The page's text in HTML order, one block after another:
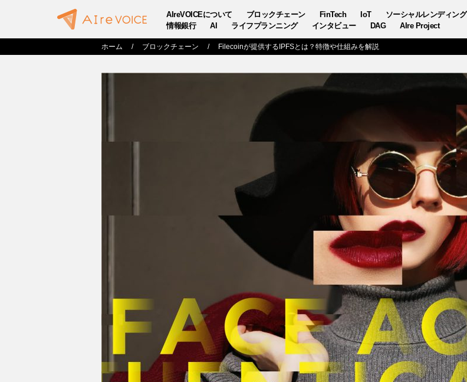
AIreVOICEについて ブロックチェーン FinTech IoT ソーシャルレンディング
情報銀行
AI ライフプランニング インタビュー DAG AIre Project
ホーム ブロックチェーン Filecoinが提供するIPFSとは？特徴や仕組みを解説